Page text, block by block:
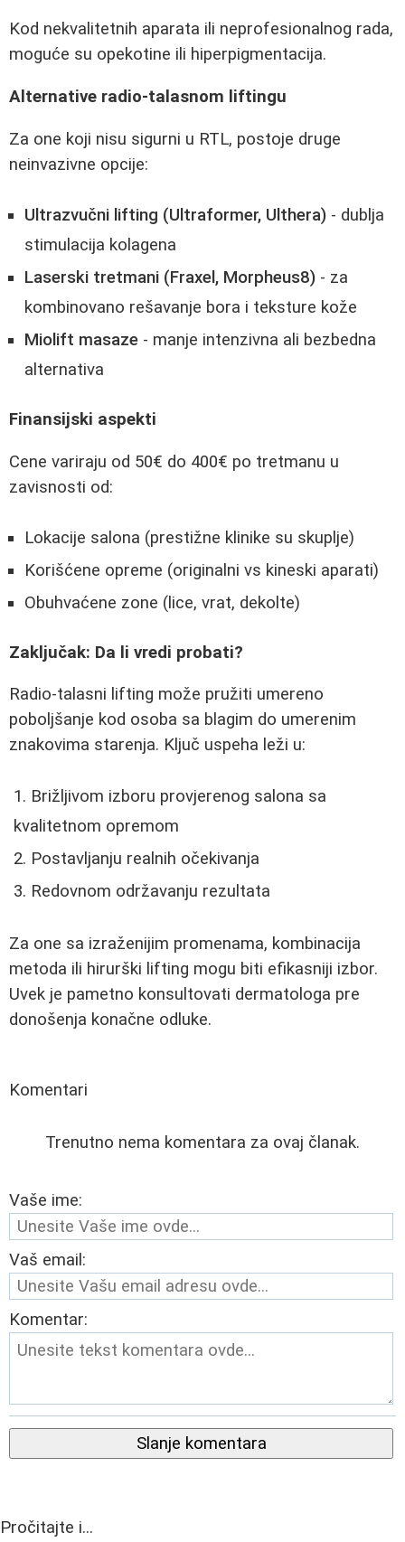
Kod nekvalitetnih aparata ili neprofesionalnog rada,
moguće su opekotine ili hiperpigmentacija.
Alternative radio-talasnom liftingu
Za one koji nisu sigurni u RTL, postoje druge
neinvazivne opcije:
Ultrazvučni lifting (Ultraformer, Ulthera) - dublja
stimulacija kolagena
Laserski tretmani (Fraxel, Morpheus8) - za
kombinovano rešavanje bora i teksture kože
Miolift masaze - manje intenzivna ali bezbedna
alternativa
Finansijski aspekti
Cene variraju od 50€ do 400€ po tretmanu u
zavisnosti od:
Lokacije salona (prestižne klinike su skuplje)
Korišćene opreme (originalni vs kineski aparati)
Obuhvaćene zone (lice, vrat, dekolte)
Zaključak: Da li vredi probati?
Radio-talasni lifting može pružiti umereno
poboljšanje kod osoba sa blagim do umerenim
znakovima starenja. Ključ uspeha leži u:
Brižljivom izboru provjerenog salona sa
kvalitetnom opremom
Postavljanju realnih očekivanja
Redovnom održavanju rezultata
Za one sa izraženijim promenama, kombinacija
metoda ili hirurški lifting mogu biti efikasniji izbor.
Uvek je pametno konsultovati dermatologa pre
donošenja konačne odluke.
Komentari
Trenutno nema komentara za ovaj članak.
Vaše ime:
Vaš email:
Komentar:
Slanje komentara
Pročitajte i...